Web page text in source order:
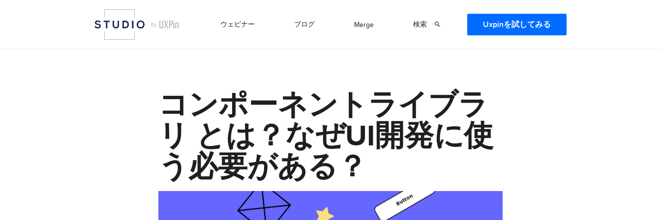
ウェビナー ブログ Merge 検索 Uxpinを試してみる
コンポーネントライブラ
リ とは？なぜUI開発に使
う必要がある？